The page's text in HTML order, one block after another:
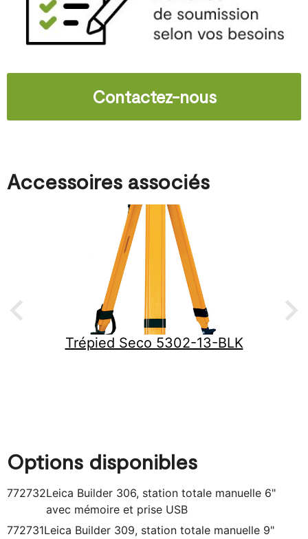
Contactez-nous
Accessoires associés
Trépied Seco 5302-13-BLK
Options disponibles
772732Leica Builder 306, station totale manuelle 6"
avec mémoire et prise USB
772731Leica Builder 309, station totale manuelle 9"